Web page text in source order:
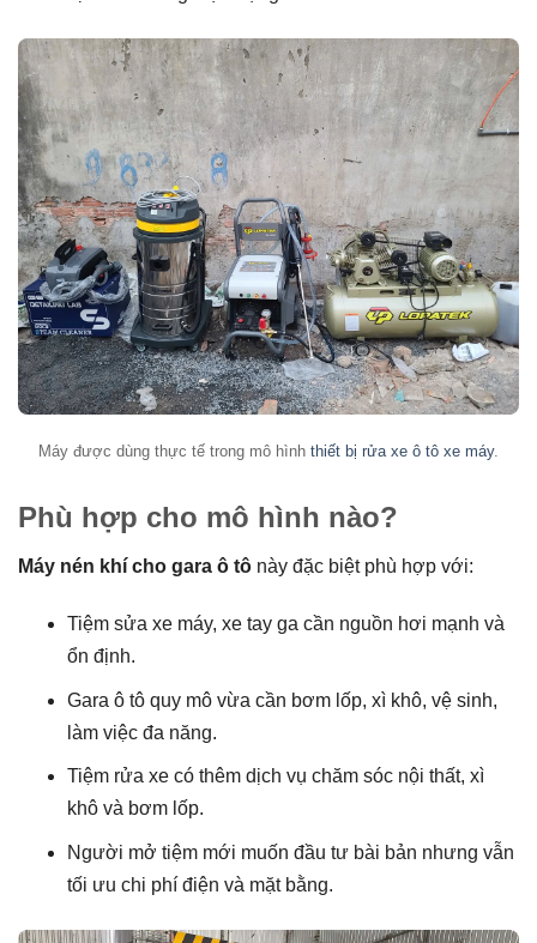
Máy được dùng thực tế trong mô hình thiết bị rửa xe ô tô xe máy.
Phù hợp cho mô hình nào?
Máy nén khí cho gara ô tô này đặc biệt phù hợp với:
Tiệm sửa xe máy, xe tay ga cần nguồn hơi mạnh và
ổn định.
Gara ô tô quy mô vừa cần bơm lốp, xì khô, vệ sinh,
làm việc đa năng.
Tiệm rửa xe có thêm dịch vụ chăm sóc nội thất, xì
khô và bơm lốp.
Người mở tiệm mới muốn đầu tư bài bản nhưng vẫn
tối ưu chi phí điện và mặt bằng.